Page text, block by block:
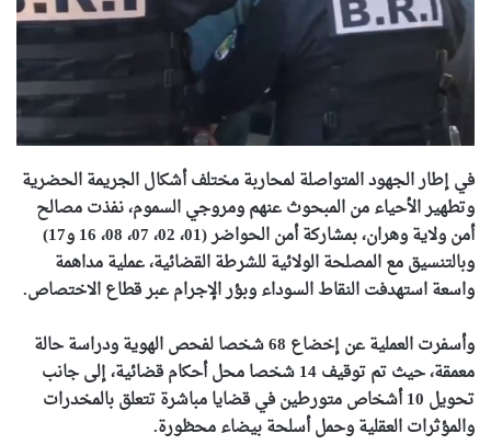
في إطار الجهود المتواصلة لمحاربة مختلف أشكال الجريمة الحضرية
وتطهير الأحياء من المبحوث عنهم ومروجي السموم، نفذت مصالح
أمن ولاية وهران، بمشاركة أمن الحواضر (01، 02، 07، 08، 16 و17)
وبالتنسيق مع المصلحة الولائية للشرطة القضائية، عملية مداهمة
واسعة استهدفت النقاط السوداء وبؤر الإجرام عبر قطاع الاختصاص.
وأسفرت العملية عن إخضاع 68 شخصا لفحص الهوية ودراسة حالة
معمقة، حيث تم توقيف 14 شخصا محل أحكام قضائية، إلى جانب
تحويل 10 أشخاص متورطين في قضايا مباشرة تتعلق بالمخدرات
والمؤثرات العقلية وحمل أسلحة بيضاء محظورة.